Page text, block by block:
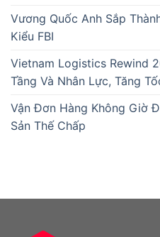
Vương Quốc Anh Sắp
Kiểu FBI
Vietnam Logistics Rewind
Tầng Và Nhân Lực, Tăng
Vận Đơn Hàng Không Giờ
Sản Thế Chấp